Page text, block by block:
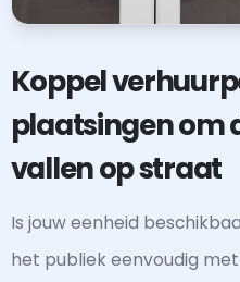
Koppel
plaatsingen om
vallen op straat
Is jouw eenheid
het publiek eenvoudig